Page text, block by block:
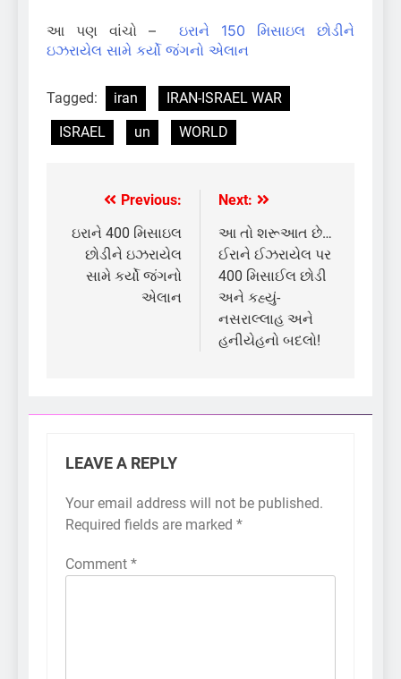
આ પણ વાંચો – ઇરાને 150 મિસાઇલ છોડીને
ઇઝરાયેલ સામે કર્યો જંગનો એલાન
Tagged: iran
IRAN-ISRAEL WAR
ISRAEL
un WORLD
Post
navigation
Previous:
ઇરાને 400 મિસાઇલ
છોડીને ઇઝરાયેલ
સામે કર્યો જંગનો
એલાન
Next:
આ તો શરૂઆત છે…
ઈરાને ઈઝરાયેલ પર
400 મિસાઈલ છોડી
અને કહ્યું-
નસરાલ્લાહ અને
હનીયેહનો બદલો!
LEAVE A REPLY
Your email address will not be published.
Required fields are marked *
Comment *